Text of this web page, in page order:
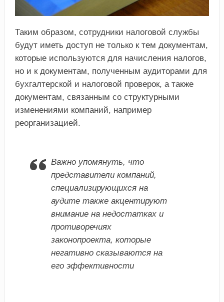
Таким образом, сотрудники налоговой службы
будут иметь доступ не только к тем документам,
которые используются для начисления налогов,
но и к документам, полученным аудиторами для
бухгалтерской и налоговой проверок, а также
документам, связанным со структурными
изменениями компаний, например
реорганизацией.
Важно упомянуть, что
представители компаний,
специализирующихся на
аудите также акцентируют
внимание на недостатках и
противоречиях
законопроекта, которые
негативно сказываются на
его эффективности